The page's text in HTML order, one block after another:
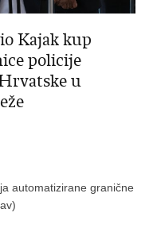
Kajak kup
policije
u
automatizirane granične